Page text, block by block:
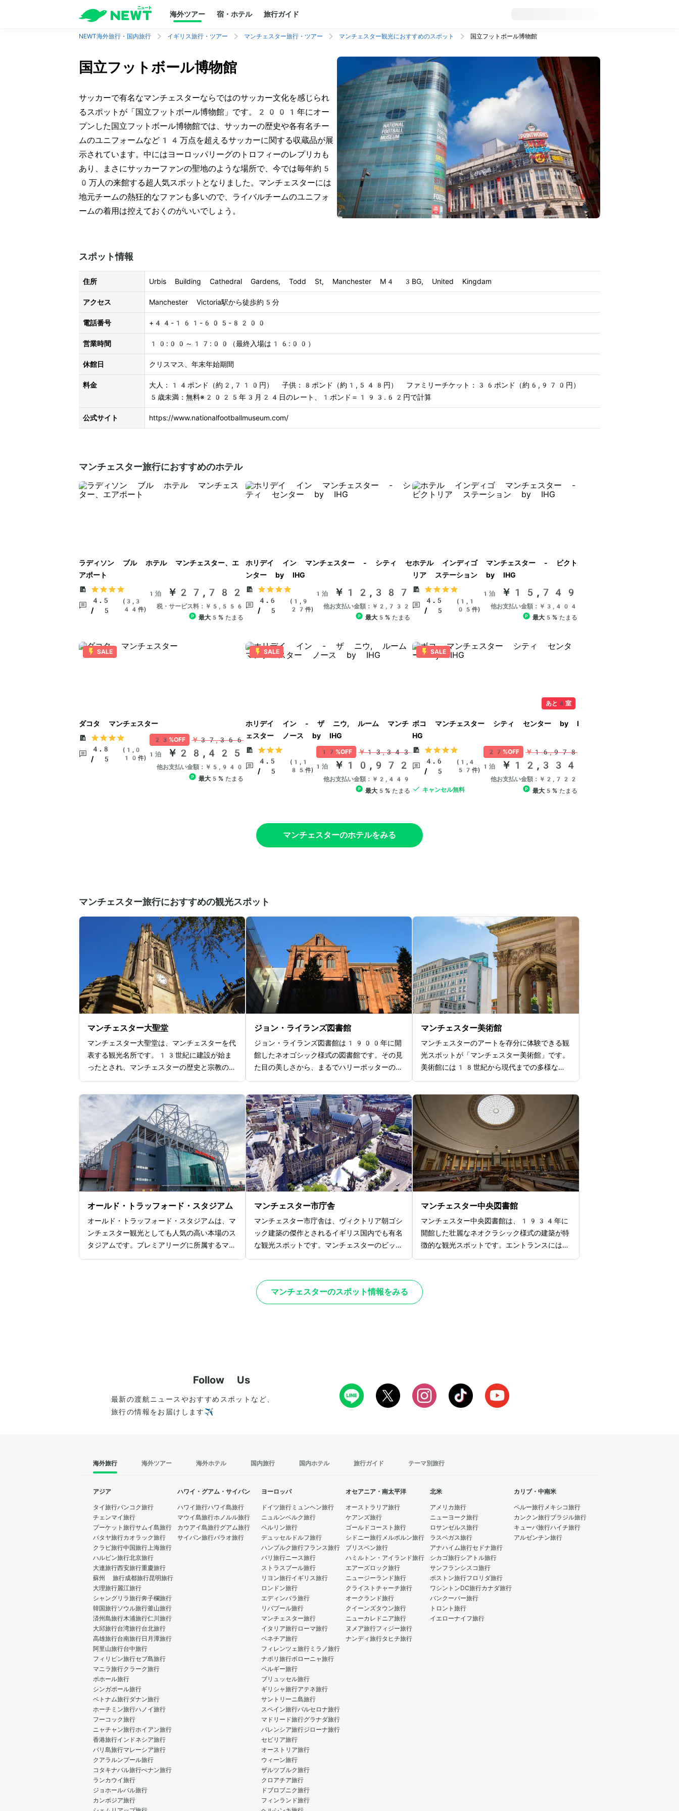
海外ツアー 宿・ホテル 旅行ガイド
NEWT海外旅行・国内旅行 イギリス旅行・ツアー マンチェスター旅行・ツアー マンチェスター観光におすすめのスポット 国立フットボール博物館
国立フットボール博物館
サッカーで有名なマンチェスターならではのサッカー文化を感じられ
るスポットが「国立フットボール博物館」です。2001年にオー
プンした国立フットボール博物館では、サッカーの歴史や各有名チー
ムのユニフォームなど14万点を超えるサッカーに関する収蔵品が展
示されています。中にはヨーロッパリーグのトロフィーのレプリカも
あり、まさにサッカーファンの聖地のような場所で、今では毎年約5
0万人の来館する超人気スポットとなりました。マンチェスターには
地元チームの熱狂的なファンも多いので、ライバルチームのユニフォ
ームの着用は控えておくのがいいでしょう。
スポット情報
住所 Urbis Building Cathedral Gardens, Todd St, Manchester M4 3BG, United Kingdam
アクセス Manchester Victoria駅から徒歩約5分
電話番号 +44-161-605-8200
営業時間 10:00～17:00（最終入場は16:00）
休館日 クリスマス、年末年始期間
料金
大人：14ポンド（約2,710円） 子供：8ポンド（約1,548円） ファミリーチケット：36ポンド（約6,970円）
5歳未満：無料※2025年3月24日のレート、1ポンド＝193.62円で計算
公式サイト https://www.nationalfootballmuseum.com/
マンチェスター旅行におすすめのホテル
ラディソン ブル ホテル マンチェスター、エ
アポート
4.5
/ 5
(3,3
44件)
1泊 ￥27,782
税・サービス料：￥5,556
最大5% たまる
ホリデイ イン マンチェスター - シティ セ
ンター by IHG
4.6
/ 5
(1,9
27件)
1泊 ￥12,387
他お支払い金額：￥2,732
最大5% たまる
ホテル インディゴ マンチェスター - ビクト
リア ステーション by IHG
4.5
/ 5
(1,1
05件)
1泊 ￥15,749
他お支払い金額：￥3,404
最大5% たまる
SALE
ダコタ マンチェスター
4.8
/ 5
(1,0
10件)
23%OFF ￥37,366
1泊 ￥28,425
他お支払い金額：￥5,940
最大5% たまる
SALE
ホリデイ イン - ザ ニウ, ルーム マンチ
ェスター ノース by IHG
4.5
/ 5
(1,1
85件)
17%OFF ￥13,343
1泊 ￥10,972
他お支払い金額：￥2,449
最大5% たまる
SALE
あと4室
ボコ マンチェスター シティ センター by I
HG
4.6
/ 5
(1,4
57件)
キャンセル無料
27%OFF ￥16,978
1泊 ￥12,334
他お支払い金額：￥2,722
最大5% たまる
マンチェスターのホテルをみる
マンチェスター旅行におすすめの観光スポット
マンチェスター大聖堂
マンチェスター大聖堂は、マンチェスターを代
表する観光名所です。13世紀に建設が始ま
ったとされ、マンチェスターの歴史と宗教の象
ほど美しいステンドグラスや中世イギリス北部
の木彫り細工が施された礼拝席があります。座
席や天井のデザイン性も非常に巧妙で、壮麗な
建築美を堪能できるのも魅力のひとつです。毎
日無料のツアーも開催されており、観光の合間
に立ち寄るのもおすすめ。さらにミサに参加す
ると聖歌隊の美しい合唱を聞けたりと貴重な体
験ができます。
ジョン・ライランズ図書館
ジョン・ライランズ図書館は1900年に開
館したネオゴシック様式の図書館です。その見
た目の美しさから、まるでハリーポッターの世
に関連した貴重な書物が多数収蔵されていま
す。特に2世紀のパピルス写本「リランズ・
パピルス」は必見です。石造りのアーチや緻密
にデザインされたステンドグラスが施された読
書室ではまるで中世の大聖堂の中にいるかのよ
うな空間を楽しめます。無料で入館できるのも
嬉しいポイントで、マンチェスターに行く際に
はぜひ足を運んでみてください。
マンチェスター美術館
マンチェスターのアートを存分に体験できる観
光スポットが「マンチェスター美術館」です。
美術館には18世紀から現代までの多様な作
に有名で多くの観光客が訪れます。数々の名作
が展示されているのにも関わらず無料で入場で
きるのもマンチェスター美術館ならではの魅力
です。定期的に企画やワークショップも開催さ
れているので地元の人も通っています。館内に
はカフェやお土産屋ショップも充実しているの
で、ゆっくり観光したい人もはおすすめの観光
スポットです。
オールド・トラッフォード・スタジアム
オールド・トラッフォード・スタジアムは、マ
ンチェスター観光としても人気の高い本場のス
タジアムです。プレミアリーグに所属するマン
マンチェスター市庁舎
マンチェスター市庁舎は、ヴィクトリア朝ゴシ
ック建築の傑作とされるイギリス国内でも有名
な観光スポットです。マンチェスターのビッグ
を誇ります。マンチェスター市庁舎は187
7年に完成し、外観の精巧な石細工や高くそ
びえる時計塔が印象的で、まるで中世ヨーロッ
マンチェスター中央図書館
マンチェスター中央図書館は、1934年に
開館した壮麗なネオクラシック様式の建築が特
徴的な観光スポットです。エントランスには巨
書室は必見です。歴史的な書籍も多く貯蔵され
マンチェスターのスポット情報をみる
Follow Us
最新の渡航ニュースやおすすめスポットなど、
旅行の情報をお届けします✈️
海外旅行 海外ツアー 海外ホテル 国内旅行 国内ホテル 旅行ガイド テーマ別旅行
アジア
タイ旅行バンコク旅行
チェンマイ旅行
プーケット旅行サムイ島旅行
パタヤ旅行カオラック旅行
クラビ旅行中国旅行上海旅行
ハルビン旅行北京旅行
大連旅行西安旅行重慶旅行
蘇州 旅行成都旅行昆明旅行
大理旅行麗江旅行
シャングリラ旅行奔子欄旅行
韓国旅行ソウル旅行釜山旅行
済州島旅行木浦旅行仁川旅行
大邱旅行台湾旅行台北旅行
高雄旅行台南旅行日月潭旅行
阿里山旅行台中旅行
フィリピン旅行セブ島旅行
マニラ旅行クラーク旅行
ボホール旅行
シンガポール旅行
ベトナム旅行ダナン旅行
ホーチミン旅行ハノイ旅行
フーコック旅行
ニャチャン旅行ホイアン旅行
香港旅行インドネシア旅行
バリ島旅行マレーシア旅行
クアラルンプール旅行
コタキナバル旅行ぺナン旅行
ランカウイ旅行
ジョホールバル旅行
カンボジア旅行
ハワイ・グアム・サイパン
ハワイ旅行ハワイ島旅行
マウイ島旅行ホノルル旅行
カウアイ島旅行グアム旅行
サイパン旅行パラオ旅行
ヨーロッパ
ドイツ旅行 ミュンヘン旅行
ニュルンベルク旅行
ベルリン旅行
デュッセルドルフ旅行
ハンブルク旅行フランス旅行
パリ旅行ニース旅行
ストラスブール旅行
リヨン旅行イギリス旅行
ロンドン旅行
エディンバラ旅行
リバプール旅行
マンチェスター旅行
イタリア旅行ローマ旅行
ベネチア旅行
フィレンツェ旅行 ミラノ旅行
ナポリ旅行ボローニャ旅行
ベルギー旅行
ブリュッセル旅行
ギリシャ旅行アテネ旅行
サントリーニ島旅行
スペイン旅行バルセロナ旅行
マドリード旅行グラナダ旅行
バレンシア旅行ジローナ旅行
セビリア旅行
オーストリア旅行
ウィーン旅行
ザルツブルク旅行
クロアチア旅行
ドブロブニク旅行
フィンランド旅行
オセアニア・南太平洋
オーストラリア旅行
ケアンズ旅行
ゴールドコースト旅行
シドニー旅行メルボルン旅行
ブリスベン旅行
ハミルトン・アイランド旅行
エアーズロック旅行
ニュージーランド旅行
クライストチャーチ旅行
オークランド旅行
クイーンズタウン旅行
ニューカレドニア旅行
ヌメア旅行フィジー旅行
ナンディ旅行タヒチ旅行
北米
アメリカ旅行
ニューヨーク旅行
ロサンゼルス旅行
ラスベガス旅行
アナハイム旅行セドナ旅行
シカゴ旅行シアトル旅行
サンフランシスコ旅行
ボストン旅行フロリダ旅行
ワシントンDC旅行カナダ旅行
バンクーバー旅行
トロント旅行
イエローナイフ旅行
カリブ・中南米
ペルー旅行メキシコ旅行
カンクン旅行ブラジル旅行
キューバ旅行ハイチ旅行
アルゼンチン旅行